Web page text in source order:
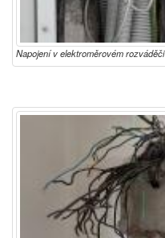
Napojení v elektroměrovém rozváděči